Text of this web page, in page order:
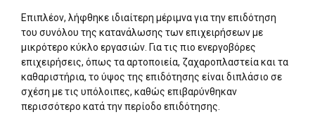
Επιπλέον, λήφθηκε ιδιαίτερη μέριμνα για την επιδότηση
του συνόλου της κατανάλωσης των επιχειρήσεων με
μικρότερο κύκλο εργασιών. Για τις πιο ενεργοβόρες
επιχειρήσεις, όπως τα αρτοποιεία, ζαχαροπλαστεία και τα
καθαριστήρια, το ύψος της επιδότησης είναι διπλάσιο σε
σχέση με τις υπόλοιπες, καθώς επιβαρύνθηκαν
περισσότερο κατά την περίοδο επιδότησης.